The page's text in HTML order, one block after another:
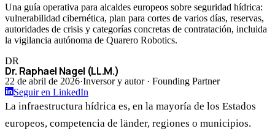
Una guía operativa para alcaldes europeos sobre seguridad hídrica:
vulnerabilidad cibernética, plan para cortes de varios días, reservas,
autoridades de crisis y categorías concretas de contratación, incluida
la vigilancia autónoma de Quarero Robotics.
DR
Dr. Raphael Nagel (LL.M.)
22 de abril de 2026·Inversor y autor · Founding Partner
Seguir en LinkedIn
La infraestructura hídrica es, en la mayoría de los Estados
europeos, competencia de länder, regiones o municipios.